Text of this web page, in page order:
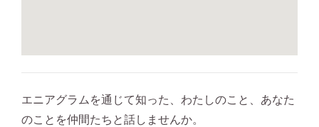
エニアグラムを通じて知った、わたしのこと、あなた
のことを仲間たちと話しませんか。